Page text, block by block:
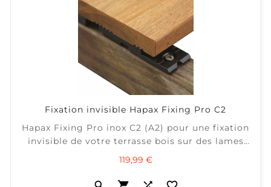
Fixation invisible Hapax Fixing Pro C2
Hapax Fixing Pro inox C2 (A2) pour une fixation
invisible de votre terrasse bois sur des lames
sans profil ou rainurage spécifique. ± 6 m2 /
boîte (calcul : lames de 145 mm avec un entre-
axe lambourdes tous les 45 cm)
119,99 €Prix